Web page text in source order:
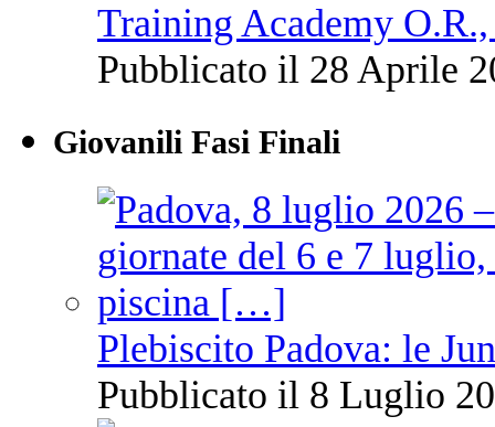
Training Academy
Pubblicato il 28 Aprile
Giovanili Fasi Finali
Plebiscito Padova: le
Pubblicato il 8 Luglio